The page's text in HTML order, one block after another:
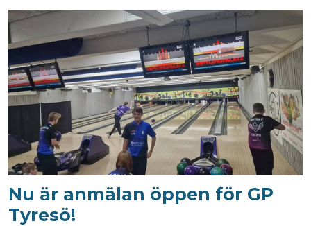
Nu är anmälan öppen för GP
Tyresö!